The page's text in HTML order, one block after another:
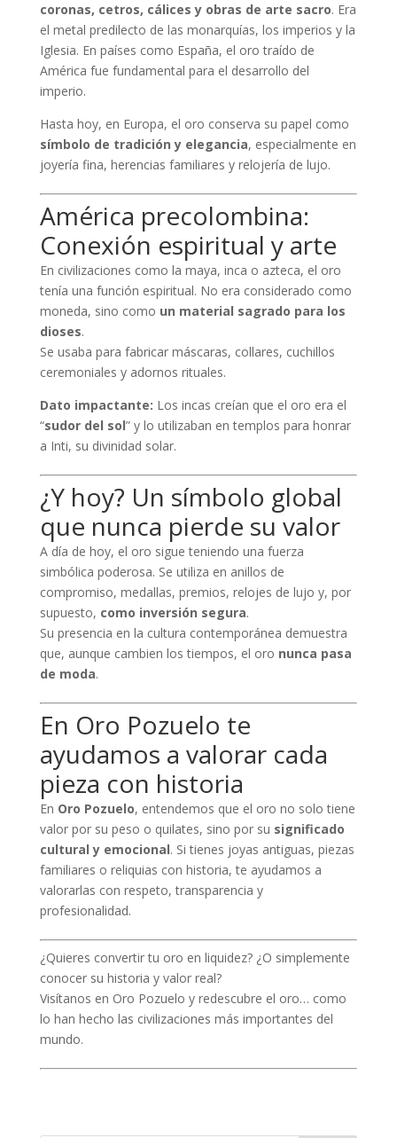
coronas, cetros, cálices y obras de arte sacro. Era
el metal predilecto de las monarquías, los imperios y la
Iglesia. En países como España, el oro traído de
América fue fundamental para el desarrollo del
imperio.
Hasta hoy, en Europa, el oro conserva su papel como
símbolo de tradición y elegancia, especialmente en
joyería fina, herencias familiares y relojería de lujo.
América precolombina:
Conexión espiritual y arte
En civilizaciones como la maya, inca o azteca, el oro
tenía una función espiritual. No era considerado como
moneda, sino como un material sagrado para los
dioses.
Se usaba para fabricar máscaras, collares, cuchillos
ceremoniales y adornos rituales.
Dato impactante: Los incas creían que el oro era el
“sudor del sol” y lo utilizaban en templos para honrar
a Inti, su divinidad solar.
¿Y hoy? Un símbolo global
que nunca pierde su valor
A día de hoy, el oro sigue teniendo una fuerza
simbólica poderosa. Se utiliza en anillos de
compromiso, medallas, premios, relojes de lujo y, por
supuesto, como inversión segura.
Su presencia en la cultura contemporánea demuestra
que, aunque cambien los tiempos, el oro nunca pasa
de moda.
En Oro Pozuelo te
ayudamos a valorar cada
pieza con historia
En Oro Pozuelo, entendemos que el oro no solo tiene
valor por su peso o quilates, sino por su significado
cultural y emocional. Si tienes joyas antiguas, piezas
familiares o reliquias con historia, te ayudamos a
valorarlas con respeto, transparencia y
profesionalidad.
¿Quieres convertir tu oro en liquidez? ¿O simplemente
conocer su historia y valor real?
Visítanos en Oro Pozuelo y redescubre el oro… como
lo han hecho las civilizaciones más importantes del
mundo.